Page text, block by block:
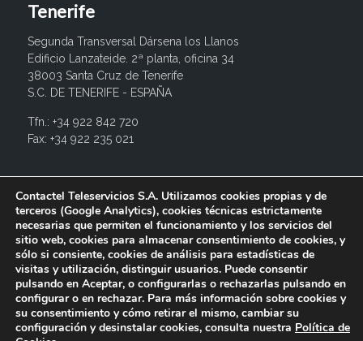
Tenerife
Segunda Transversal Dársena los Llanos
Edificio Lanzateide. 2ª planta, oficina 34
38003 Santa Cruz de Tenerife
S.C. DE TENERIFE - ESPAÑA
Tfn.: +34 922 842 720
Fax: +34 922 235 021
info@contactel.es
© 2017 Contactel Teleservicios SA. Todos los derechos
Contactel Teleservicios S.A. Utilizamos cookies propias y de
terceros (Google Analytics), cookies técnicas estrictamente
necesarias que permiten el funcionamiento y los servicios del
sitio web, cookies para almacenar consentimiento de cookies, y
sólo si consiente, cookies de análisis para estadísticas de
visitas y utilización, distinguir usuarios. Puede consentir
pulsando en Aceptar, o configurarlas o rechazarlas pulsando en
configurar o en rechazar. Para más información sobre cookies y
su consentimiento y cómo retirar el mismo, cambiar su
configuración y desinstalar cookies, consulta nuestra Política de